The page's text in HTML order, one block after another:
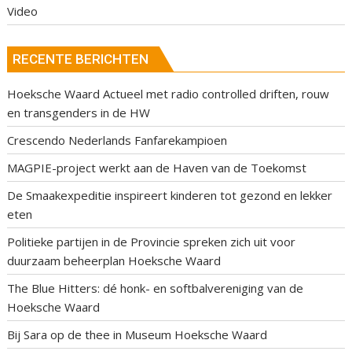
Video
RECENTE BERICHTEN
Hoeksche Waard Actueel met radio controlled driften, rouw
en transgenders in de HW
Crescendo Nederlands Fanfarekampioen
MAGPIE-project werkt aan de Haven van de Toekomst
De Smaakexpeditie inspireert kinderen tot gezond en lekker
eten
Politieke partijen in de Provincie spreken zich uit voor
duurzaam beheerplan Hoeksche Waard
The Blue Hitters: dé honk- en softbalvereniging van de
Hoeksche Waard
Bij Sara op de thee in Museum Hoeksche Waard